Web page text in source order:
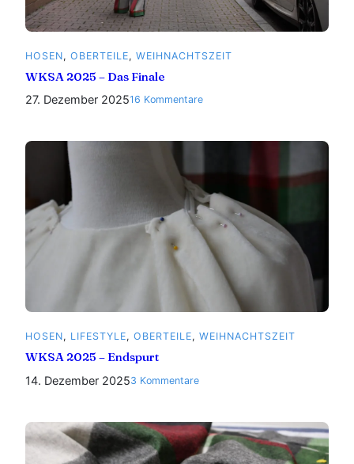
HOSEN, OBERTEILE, WEIHNACHTSZEIT
WKSA 2025 – Das Finale
27. Dezember 202516 Kommentarezu
HOSEN, LIFESTYLE, OBERTEILE, WEIHNACHTSZEIT
WKSA 2025 – Endspurt
14. Dezember 20253 Kommentarezu
–
Endspurt